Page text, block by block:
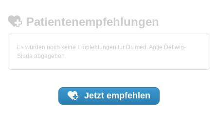
Patientenempfehlungen
Es wurden noch keine Empfehlungen für Dr. med. Antje Dellwig-
Siuda abgegeben.
Jetzt empfehlen